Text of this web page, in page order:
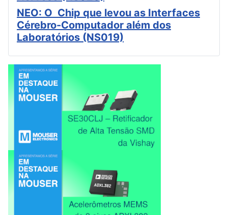
NEO: O Chip que levou as Interfaces
Cérebro-Computador além dos
Laboratórios (NS019)